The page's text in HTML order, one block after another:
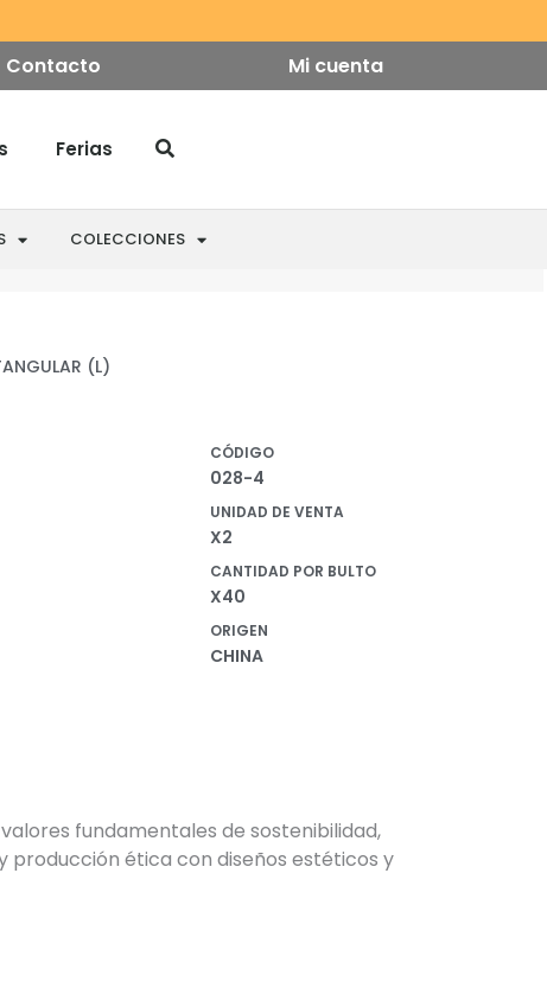
Contacto Mi cuenta
Ferias
COLECCIONES
(L)
CÓDIGO
028-4
UNIDAD DE VENTA
X2
CANTIDAD POR BULTO
X40
ORIGEN
CHINA
fundamentales de sostenibilidad,
ética con diseños estéticos y